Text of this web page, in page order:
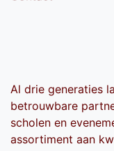
Al drie generaties
betrouwbare
scholen en
assortiment aan